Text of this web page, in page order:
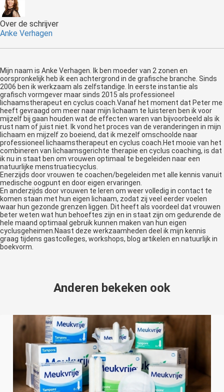
Over de schrijver
Anke Verhagen
Mijn naam is Anke Verhagen. Ik ben moeder van 2 zonen en
oorspronkelijk heb ik een achtergrond in de grafische branche. Sinds
2006 ben ik werkzaam als zelfstandige. In eerste instantie als
grafisch vormgever maar sinds 2015 als professioneel
lichaamstherapeut en cyclus coach.Vanaf het moment dat Peter me
heeft gevraagd om meer naar mijn lichaam te luisteren ben ik voor
mijzelf bij gaan houden wat de effecten waren van bijvoorbeeld als ik
rust nam of juist niet. Ik vond het proces van de veranderingen in mijn
lichaam en mijzelf zo boeiend, dat ik mezelf omschoolde naar
professioneel lichaamstherapeut en cyclus coach.Het mooie van het
combineren van lichaamsgerichte therapie en cyclus coaching, is dat
ik nu in staat ben om vrouwen optimaal te begeleiden naar een
natuurlijke menstruatiecyclus.
Enerzijds door vrouwen te coachen/begeleiden met alle kennis vanuit
medische oogpunt en door eigen ervaringen.
En anderzijds door vrouwen te leren om weer volledig in contact te
komen staan met hun eigen lichaam, zodat zij veel eerder voelen
waar hun gezonde grenzen liggen. Dit heeft als voordeel dat vrouwen
beter weten wat hun behoeftes zijn en in staat zijn om gedurende de
hele maand optimaal gebruik kunnen maken van hun eigen
cyclusgeheimen.Naast deze werkzaamheden deel ik mijn kennis
graag tijdens gastcolleges, workshops, blog artikelen en natuurlijk in
boekvorm.
Anderen bekeken ook